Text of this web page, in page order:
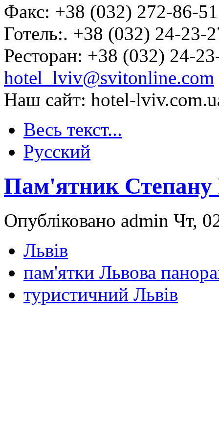
Факс: +38 (032) 272-86-51
Готель:. +38 (032) 24-23-
Ресторан: +38 (032) 24-
hotel_lviv@svitonline.com
Наш сайт: hotel-
Весь текст...
Русский
Пам'ятник Степану
Опубліковано admin Чт,
Львів
пам'ятки Львова
туристичний Львів